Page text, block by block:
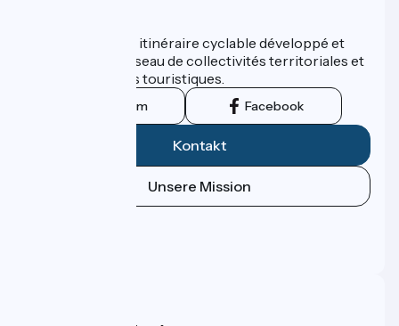
ViaRhôna est un itinéraire cyclable développé et
promu par un réseau de collectivités territoriales et
leurs institutions touristiques.
Instagram Facebook
Kontakt
Unsere Mission